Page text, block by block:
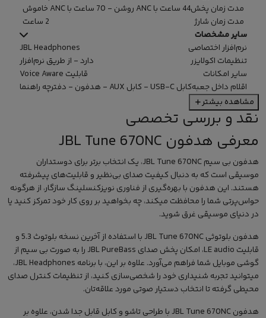
مدت زمان پخش44 ساعت با ANC روشن - 70 ساعت با ANC خاموش
مدت زمان شارژ
2 ساعت
سایر مشخصات
نرم‌افزار اختصاصی
JBL Headphones
تنظیمات اکولایزر
دارد - از طریق نرم‌افزار
سایر امکانات
قابلیت Voice Aware
اقلام داخل جعبهکابل USB-C - کابل AUX - هدفون - دفترچه راهنما
مشاهده بیشتر
نقد و بررسی تخصصی
معرفی هدفون JBL Tune 670NC
هدفون بی سیم JBL Tune 670NC، یک انتخاب برتر برای دوستداران
موسیقی است که به دنبال کیفیت صدای بی‌نظیر و قابلیت‌های پیشرفته
هستند. این هدفون با بهره‌گیری از فناوری نویزکنسلینگ سازگار، از هرگونه
حواس‌پرتی شما را محافظت میکند، چه بخواهید بر روی کار خود تمرکز کنید یا
در دنیای موسیقی غرق شوید.
هدفون بلوتوثی JBL Tune 670NC با استفاده از آخرین نسخه بلوتوث 5.3 و
قابلیت LE audio، امکان پخش صدای JBL PureBass را به صورت بی سیم از
گوشی موبایل شما فراهم می‌آورد. علاوه بر این، با برنامه JBL Headphones،
میتوانید تجربه شنیداری خود را شخصی‌سازی کنید، از تنظیمات کنترل صدای
محیطی گرفته تا انتخاب دستیار صوتی مورد علاقه‌تان.
هدفون JBL Tune 670NC با طراحی تاشو و کابل قابل جدا شدن، علاوه بر